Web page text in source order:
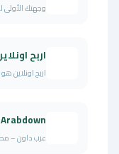
وجهتك الأولى
اربح
اربح اونلاين
Arabdown
عرب داون –